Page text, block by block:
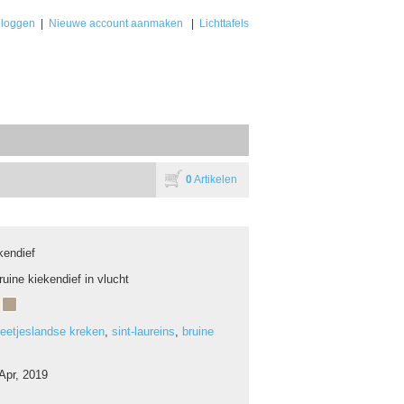
Nieuwe account aanmaken Lichttafels
0Artikelen
kiekendief in vlucht
kreken, sint-laureins, bruine
2019